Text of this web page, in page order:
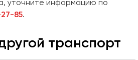
уточните информацию по
27-85.
транспорт